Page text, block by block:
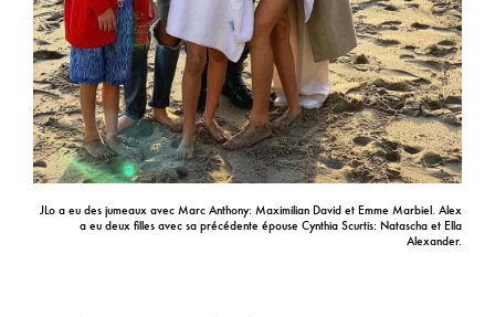
JLo a eu des jumeaux avec Marc Anthony: Maximilian David et Emme Marbiel. Alex
a eu deux filles avec sa précédente épouse Cynthia Scurtis: Natascha et Ella
Alexander.